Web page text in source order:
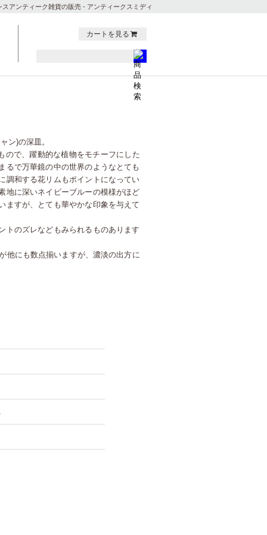
スアンティーク雑貨の販売 - アンティークスミディ
カートを見る
ン)の深皿。
ので、躍動的な植物をモチーフにした
るで万華鏡の中の世界のようなとても
調和する花リムもポイントになってい
地に深いネイビーブルーの模様がほど
ますが、とても華やかな印象を与えて
トのズレなどもみられるものあります
他にも数点揃いますが、濃淡の出方に